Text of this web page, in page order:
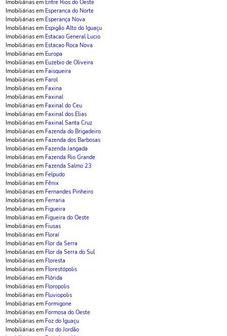
Imobiliárias em Entre Rios do Oeste
Imobiliárias em Esperanca do Norte
Imobiliárias em Esperança Nova
Imobiliárias em Espigão Alto do Iguaçu
Imobiliárias em Estacao General Lucio
Imobiliárias em Estacao Roca Nova
Imobiliárias em Europa
Imobiliárias em Euzebio de Oliveira
Imobiliárias em Faisqueira
Imobiliárias em Farol
Imobiliárias em Faxina
Imobiliárias em Faxinal
Imobiliárias em Faxinal do Ceu
Imobiliárias em Faxinal dos Elias
Imobiliárias em Faxinal Santa Cruz
Imobiliárias em Fazenda do Brigadeiro
Imobiliárias em Fazenda dos Barbosas
Imobiliárias em Fazenda Jangada
Imobiliárias em Fazenda Rio Grande
Imobiliárias em Fazenda Salmo 23
Imobiliárias em Felpudo
Imobiliárias em Fênix
Imobiliárias em Fernandes Pinheiro
Imobiliárias em Ferraria
Imobiliárias em Figueira
Imobiliárias em Figueira do Oeste
Imobiliárias em Fiusas
Imobiliárias em Floraí
Imobiliárias em Flor da Serra
Imobiliárias em Flor da Serra do Sul
Imobiliárias em Floresta
Imobiliárias em Florestópolis
Imobiliárias em Flórida
Imobiliárias em Floropolis
Imobiliárias em Fluviopolis
Imobiliárias em Formigone
Imobiliárias em Formosa do Oeste
Imobiliárias em Foz do Iguaçu
Imobiliárias em Foz do Jordão